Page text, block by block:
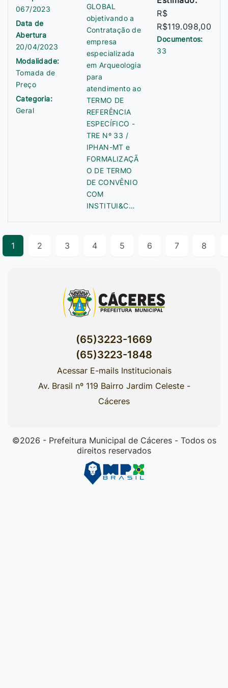
067/2023
Data de
Abertura
20/04/2023
Modalidade:
Tomada de
Preço
Categoria:
Geral
GLOBAL
objetivando a
Contratação de
empresa
especializada
em Arqueologia
para
atendimento ao
TERMO DE
REFERÊNCIA
ESPECÍFICO -
TRE Nº 33 /
IPHAN-MT e
FORMALIZAÇÃ
O DE TERMO
DE CONVÊNIO
COM
INSTITUI&C…
R$
R$119.098,00
Documentos:
33
1 2 3 4 5 6 7 8
(65)3223-1669
(65)3223-1848
Acessar E-mails Institucionais
Av. Brasil nº 119 Bairro Jardim Celeste -
Cáceres
©2026 - Prefeitura Municipal de Cáceres - Todos os
direitos reservados